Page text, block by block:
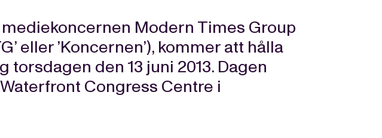
Modern Times Group
eller ’Koncernen’), kommer att hålla
torsdagen den 13 juni 2013. Dagen
Congress Centre i